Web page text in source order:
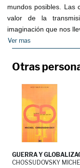
mundos posibles. Las
valor de la
imaginación que nos
Ver mas
Otras
GUERRA Y
CHOSSUDOVSKY